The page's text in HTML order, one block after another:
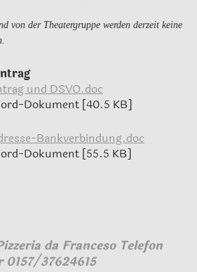
von der Theatergruppe werden derzeit keine
und DSVO.doc
Dokument [40.5 KB]
Bankverbindung.doc
Dokument [55.5 KB]
da Franceso Telefon
37624615